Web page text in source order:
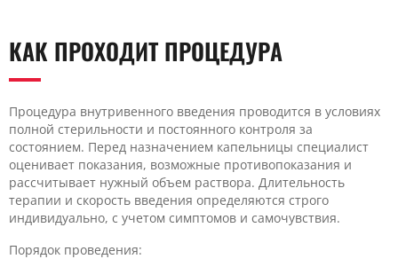
КАК ПРОХОДИТ ПРОЦЕДУРА
Процедура внутривенного введения проводится в условиях
полной стерильности и постоянного контроля за
состоянием. Перед назначением капельницы специалист
оценивает показания, возможные противопоказания и
рассчитывает нужный объем раствора. Длительность
терапии и скорость введения определяются строго
индивидуально, с учетом симптомов и самочувствия.
Порядок проведения: